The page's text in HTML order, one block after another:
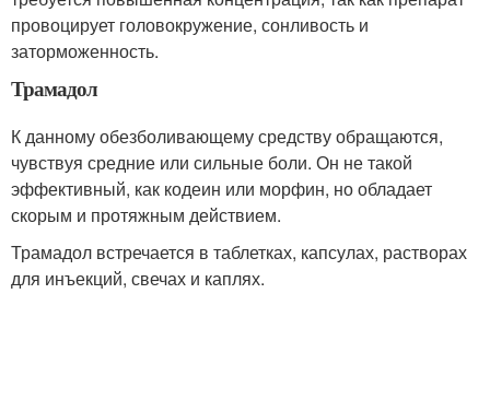
провоцирует головокружение, сонливость и
заторможенность.
Трамадол
К данному обезболивающему средству обращаются,
чувствуя средние или сильные боли. Он не такой
эффективный, как кодеин или морфин, но обладает
скорым и протяжным действием.
Трамадол встречается в таблетках, капсулах, растворах
для инъекций, свечах и каплях.